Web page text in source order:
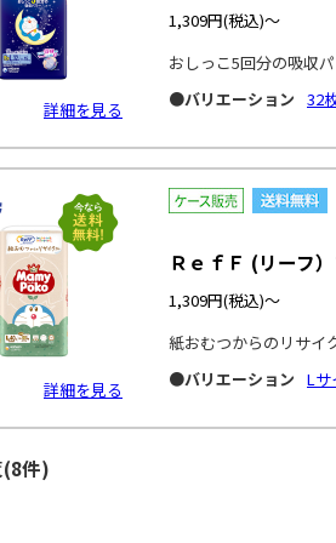
詳細を見る
1,309円(税込)～
おしっこ5回分の吸収
●バリエーション 32
詳細を見る
ＲｅｆＦ (リーフ
1,309円(税込)～
紙おむつからのリサイ
●バリエーション L
件)